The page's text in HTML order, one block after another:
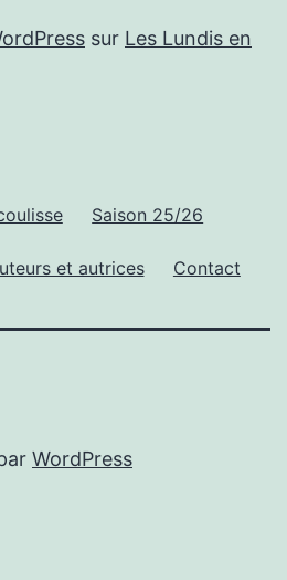
sur Les Lundis en
Saison 25/26
et autrices Contact
WordPress